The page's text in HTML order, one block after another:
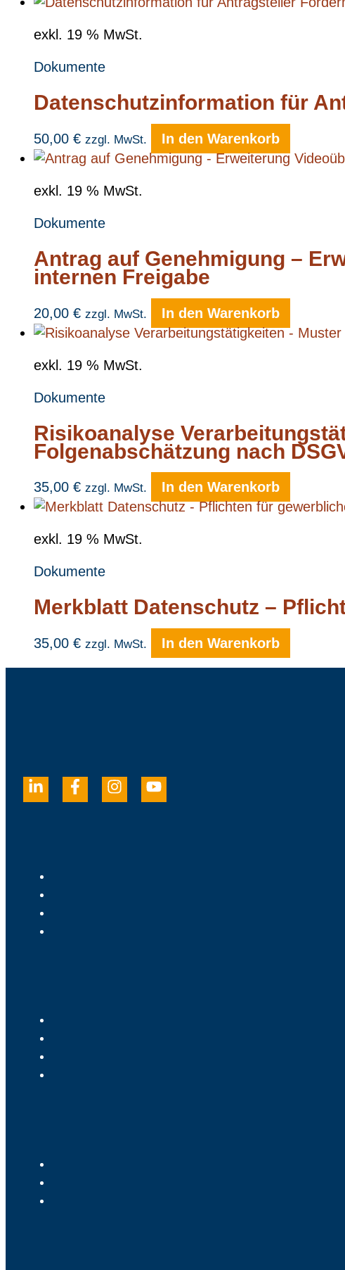
exkl. 19 % MwSt.
Dokumente
Datenschutzinformation für
50,00 € zzgl. MwSt. In den Warenkorb
exkl. 19 % MwSt.
Dokumente
Antrag auf Genehmigung –
internen Freigabe
20,00 € zzgl. MwSt. In den Warenkorb
exkl. 19 % MwSt.
Dokumente
Risikoanalyse
Folgenabschätzung nach
35,00 € zzgl. MwSt. In den Warenkorb
exkl. 19 % MwSt.
Dokumente
Merkblatt Datenschutz –
35,00 € zzgl. MwSt. In den Warenkorb